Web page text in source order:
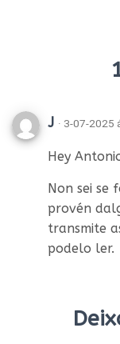
J · 3-07-2025
Hey
Non sei se
provén
transmite
podelo ler.